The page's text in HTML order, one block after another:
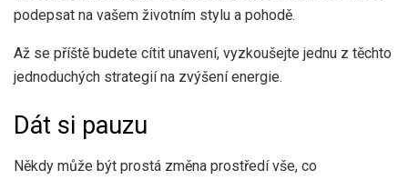
podepsat na vašem životním stylu a pohodě.
Až se příště budete cítit unavení, vyzkoušejte jednu z těchto
jednoduchých strategií na zvýšení energie.
Dát si pauzu
Někdy může být prostá změna prostředí vše, co